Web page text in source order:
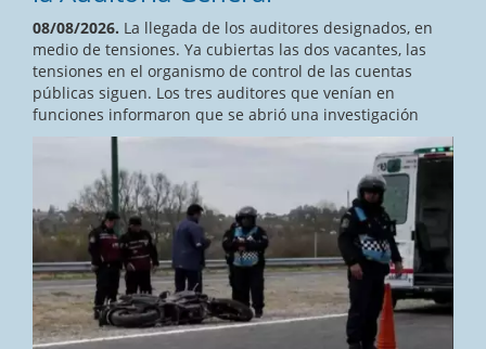
08/08/2026. La llegada de los auditores designados, en
medio de tensiones. Ya cubiertas las dos vacantes, las
tensiones en el organismo de control de las cuentas
públicas siguen. Los tres auditores que venían en
funciones informaron que se abrió una investigación